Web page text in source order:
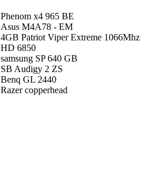
Phenom x4 965 BE
Asus M4A78 - EM
4GB Patriot Viper Extreme 1066Mhz
HD 6850
samsung SP 640 GB
SB Audigy 2 ZS
Benq GL 2440
Razer copperhead